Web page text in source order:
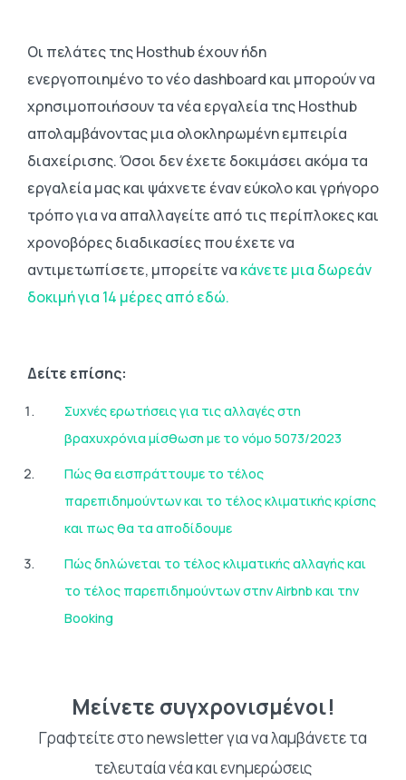
Oι πελάτες της Hosthub έχουν ήδη
ενεργοποιημένο το νέο dashboard και μπορούν να
χρησιμοποιήσουν τα νέα εργαλεία της Hosthub
απολαμβάνοντας μια ολοκληρωμένη εμπειρία
διαχείρισης. Όσοι δεν έχετε δοκιμάσει ακόμα τα
εργαλεία μας και ψάχνετε έναν εύκολο και γρήγορο
τρόπο για να απαλλαγείτε από τις περίπλοκες και
χρονοβόρες διαδικασίες που έχετε να
αντιμετωπίσετε, μπορείτε να κάνετε μια δωρεάν
δοκιμή για 14 μέρες από εδώ.
Δείτε επίσης:
Συχνές ερωτήσεις για τις αλλαγές στη
βραχυχρόνια μίσθωση με το νόμο 5073/2023
Πώς θα εισπράττουμε τo τέλος
παρεπιδημούντων και το τέλος κλιματικής κρίσης
και πως θα τα αποδίδουμε
Πώς δηλώνεται το τέλος κλιματικής αλλαγής και
το τέλος παρεπιδημούντων στην Airbnb και την
Booking
Μείνετε συγχρονισμένοι!
Γραφτείτε στο newsletter για να λαμβάνετε τα
τελευταία νέα και ενημερώσεις